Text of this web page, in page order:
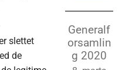
slettet
de
Generalf
orsamlin
g 2020